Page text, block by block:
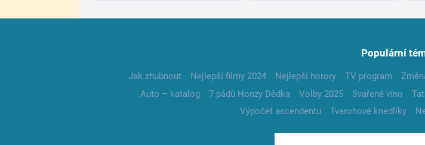
Populární
Jak zhubnout Nejlepší filmy 2024 Nejlepší horory TV program
Auto – katalog
7 pádů Honzy Dědka Volby 2025 Svařené víno
Výpočet ascendentu
Tvarohové knedlíky